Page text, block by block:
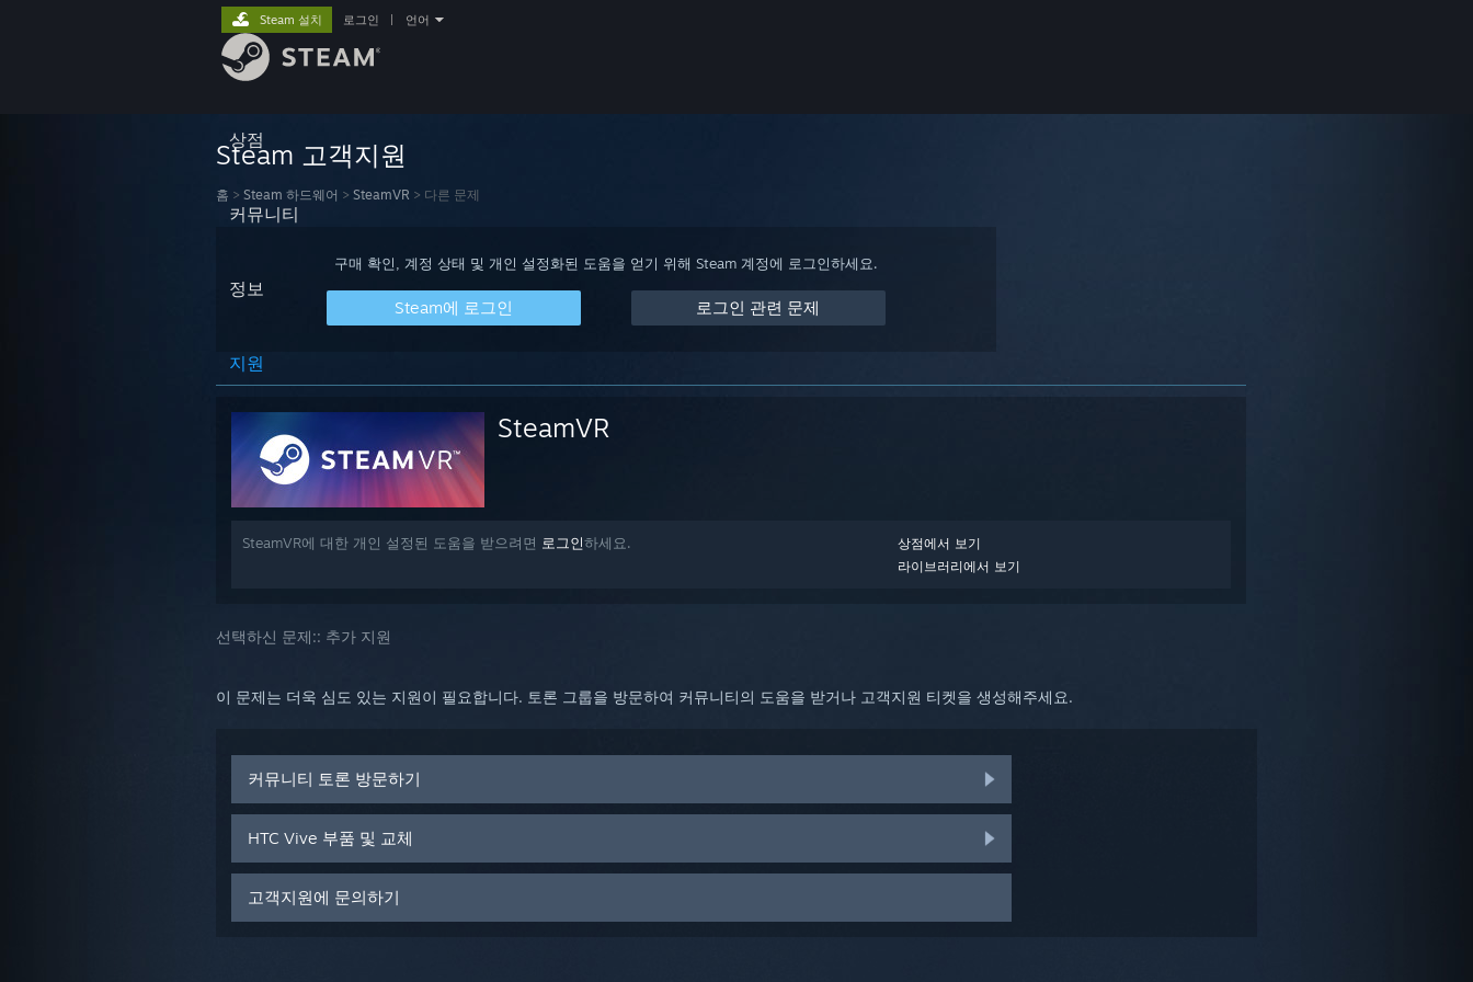
상점
커뮤니티
정보
지원
Steam 설치 로그인 언어
Steam 고객지원
홈 > Steam 하드웨어 > SteamVR > 다른 문제
구매 확인, 계정 상태 및 개인 설정화된 도움을 얻기 위해 Steam 계정에 로그인하세요.
Steam에 로그인 로그인 관련 문제
SteamVR
상점에서 보기
라이브러리에서 보기
SteamVR에 대한 개인 설정된 도움을 받으려면 로그인하세요.
선택하신 문제:: 추가 지원
이 문제는 더욱 심도 있는 지원이 필요합니다. 토론 그룹을 방문하여 커뮤니티의 도움을 받거나 고객지원 티켓을 생성해주세요.
커뮤니티 토론 방문하기
HTC Vive 부품 및 교체
고객지원에 문의하기